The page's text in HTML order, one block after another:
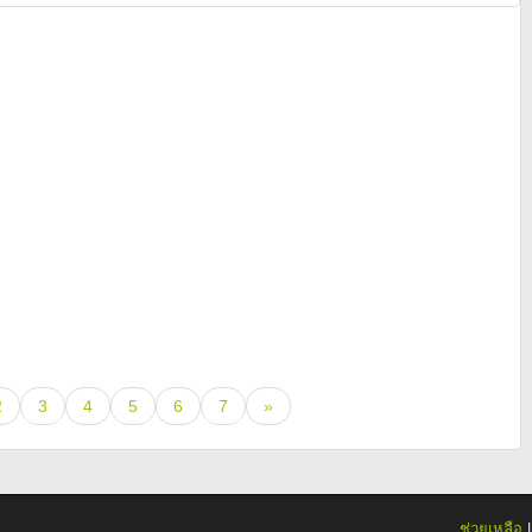
3 4 5 6 7 »